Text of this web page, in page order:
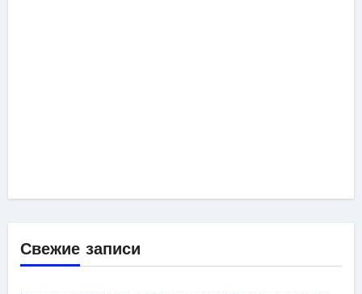
Свежие записи